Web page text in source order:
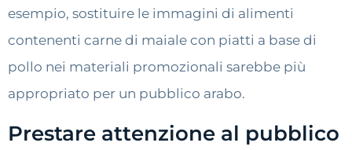
esempio, sostituire le immagini di alimenti
contenenti carne di maiale con piatti a base di
pollo nei materiali promozionali sarebbe più
appropriato per un pubblico arabo.
Prestare attenzione al pubblico